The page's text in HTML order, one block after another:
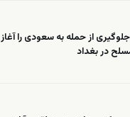
از حمله به سعودی را آغاز
در بغداد